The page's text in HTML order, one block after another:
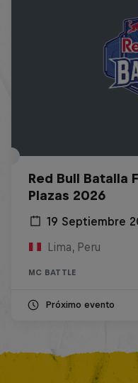
Red Bull Batalla
Plazas 2026
19 Septiembre
Lima, Peru
MC BATTLE
Próximo evento